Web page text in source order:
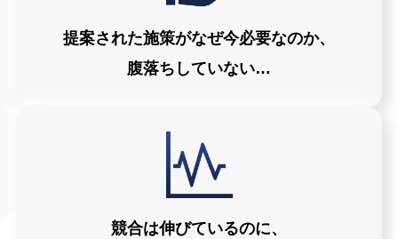
提案された施策がなぜ今必要なのか、
腹落ちしていない…
競合は伸びているのに、